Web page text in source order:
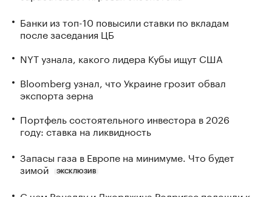
Банки из топ-10 повысили ставки по вкладам
после заседания ЦБ
NYT узнала, какого лидера Кубы ищут США
Bloomberg узнал, что Украине грозит обвал
экспорта зерна
Портфель состоятельного инвестора в 2026
году: ставка на ликвидность
Запасы газа в Европе на минимуме. Что будет
зимой
ЭКСКЛЮЗИВ